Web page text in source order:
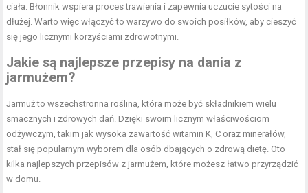
ciała. Błonnik wspiera proces trawienia i zapewnia uczucie sytości na
dłużej. Warto więc włączyć to warzywo do swoich posiłków, aby cieszyć
się jego licznymi korzyściami zdrowotnymi.
Jakie są najlepsze przepisy na dania z
jarmużem?
Jarmuż to wszechstronna roślina, która może być składnikiem wielu
smacznych i zdrowych dań. Dzięki swoim licznym właściwościom
odżywczym, takim jak wysoka zawartość witamin K, C oraz minerałów,
stał się popularnym wyborem dla osób dbających o zdrową dietę. Oto
kilka najlepszych przepisów z jarmużem, które możesz łatwo przyrządzić
w domu.